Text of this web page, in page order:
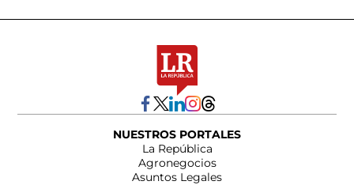
NUESTROS PORTALES
La República
Agronegocios
Asuntos Legales